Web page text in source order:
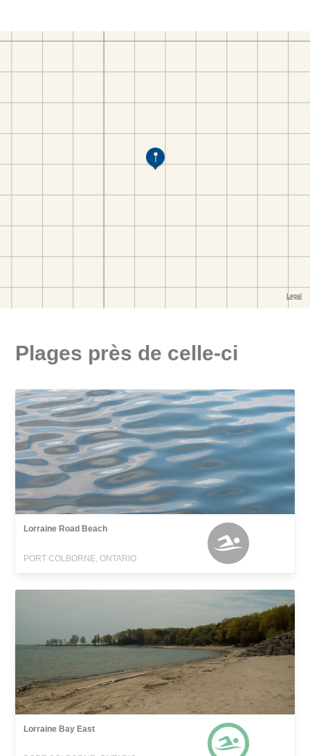
Plages près de celle-ci
Lorraine Road Beach
PORT COLBORNE, ONTARIO
Lorraine Bay East